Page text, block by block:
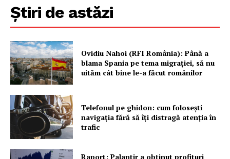
PRESShub
Despre noi / Echipa
Proiecte editoriale
Rețea
Contact
Știri de astăzi
Ovidiu Nahoi (RFI România): Până a
blama Spania pe tema migrației, să nu
uităm cât bine le-a făcut românilor
Telefonul pe ghidon: cum folosești
navigația fără să îți distragă atenția în
trafic
Raport: Palantir a obținut profituri